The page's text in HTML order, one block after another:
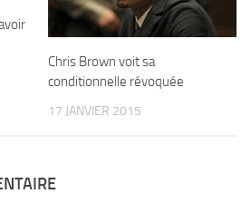
Chris Brown voit sa
conditionnelle révoquée
17 JANVIER 2015